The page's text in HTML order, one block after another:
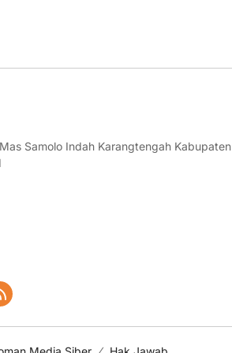
Samolo Indah Karangtengah Kabupaten